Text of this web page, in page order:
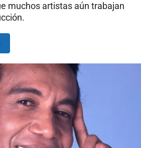
muchos artistas aún trabajan